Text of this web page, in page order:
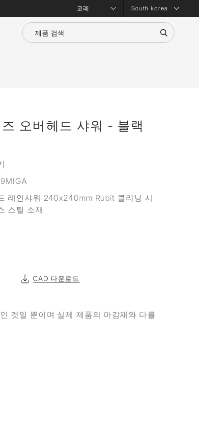
South korea
오버헤드 샤워 - 블랙
레인샤워 240x240mm Rubit 클리닝 시
스틸 소재
CAD 다운로드
것일 뿐이며 실제 제품의 마감재와 다를